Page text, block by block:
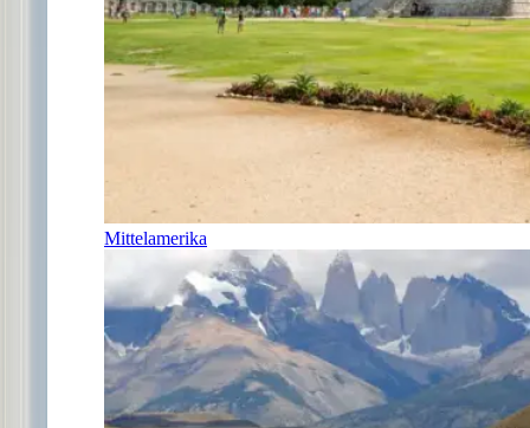
Mittelamerika